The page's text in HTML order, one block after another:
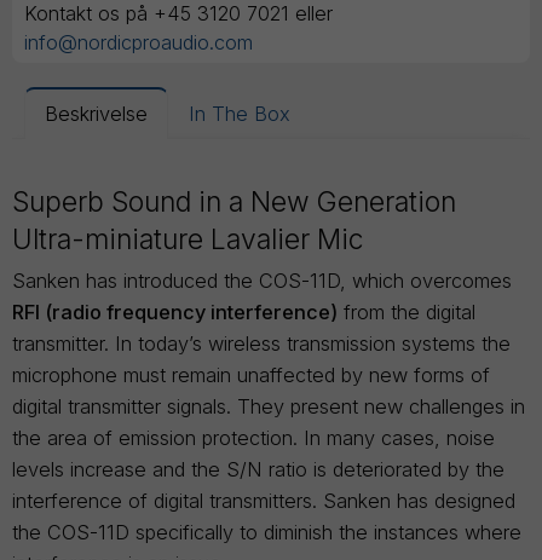
Kontakt os på +45 3120 7021 eller
info@nordicproaudio.com
Beskrivelse In The Box
Superb Sound in a New Generation
Ultra-miniature Lavalier Mic
Sanken has introduced the COS-11D, which overcomes
RFI (radio frequency interference) from the digital
transmitter. In today’s wireless transmission systems the
microphone must remain unaffected by new forms of
digital transmitter signals. They present new challenges in
the area of emission protection. In many cases, noise
levels increase and the S/N ratio is deteriorated by the
interference of digital transmitters. Sanken has designed
the COS-11D specifically to diminish the instances where